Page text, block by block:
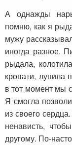
А однажды
помню, как я
мужу
иногда разное.
рыдала,
кровати,
в тот момент мы
Я смогла
из своего
ненависть,
другому. По-